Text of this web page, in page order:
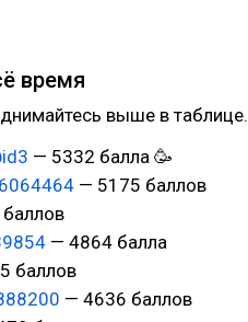
время
выше в таблице.
— 5332 балла 🥳
— 5175 баллов
— 4864 балла
баллов
— 4636 баллов